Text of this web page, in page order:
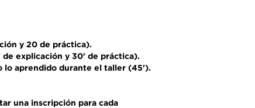
y 20 de práctica).
de explicación y 30' de práctica).
lo aprendido durante el taller (45').
una inscripción para cada